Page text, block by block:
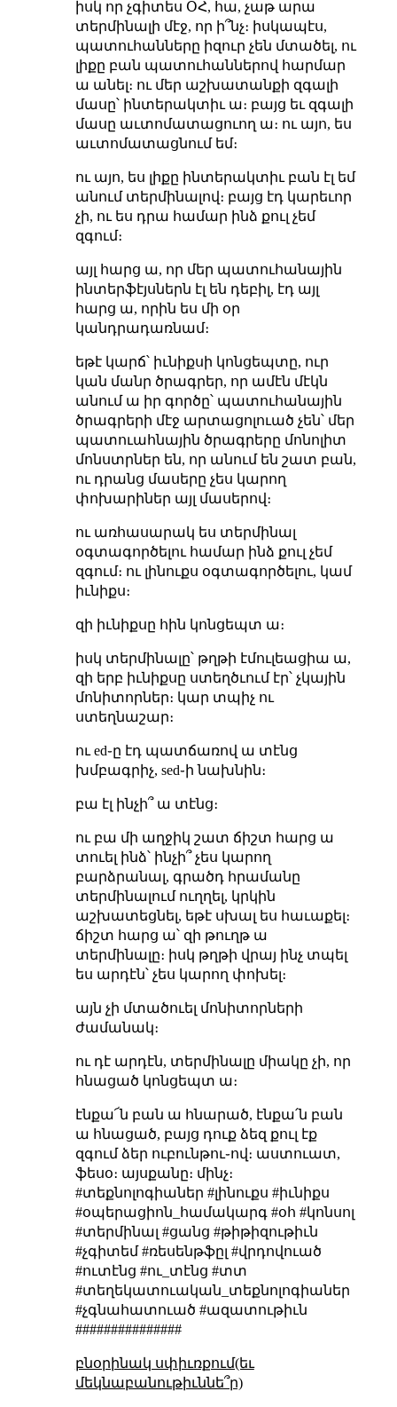
իսկ որ չգիտես ՕՀ, հա, չաթ արա
տերմինալի մէջ, որ ի՞նչ։ իսկապէս,
պատուհանները իզուր չեն մտածել, ու
լիքը բան պատուհաններով հարմար
ա անել։ ու մեր աշխատանքի զգալի
մասը՝ ինտերակտիւ ա։ բայց եւ զգալի
մասը աւտոմատացուող ա։ ու այո, ես
աւտոմատացնում եմ։
ու այո, ես լիքը ինտերակտիւ բան էլ եմ
անում տերմինալով։ բայց էդ կարեւոր
չի, ու ես դրա համար ինձ քուլ չեմ
զգում։
այլ հարց ա, որ մեր պատուհանային
ինտերֆէյսներն էլ են դեբիլ, էդ այլ
հարց ա, որին ես մի օր
կանդրադառնամ։
եթէ կարճ՝ իւնիքսի կոնցեպտը, ուր
կան մանր ծրագրեր, որ ամէն մէկն
անում ա իր գործը՝ պատուհանային
ծրագրերի մէջ արտացոլուած չեն՝ մեր
պատուահնային ծրագրերը մոնոլիտ
մոնստրներ են, որ անում են շատ բան,
ու դրանց մասերը չես կարող
փոխարիներ այլ մասերով։
ու առհասարակ ես տերմինալ
օգտագործելու համար ինձ քուլ չեմ
զգում։ ու լինուքս օգտագործելու, կամ
իւնիքս։
զի իւնիքսը հին կոնցեպտ ա։
իսկ տերմինալը՝ թղթի էմուլեացիա ա,
զի երբ իւնիքսը ստեղծւում էր՝ չկային
մոնիտորներ։ կար տպիչ ու
ստեղնաշար։
ու ed֊ը էդ պատճառով ա տէնց
խմբագրիչ, sed֊ի նախնին։
բա էլ ինչի՞ ա տէնց։
ու բա մի աղջիկ շատ ճիշտ հարց ա
տուել ինձ՝ ինչի՞ չես կարող
բարձրանալ, գրածդ հրամանը
տերմինալում ուղղել, կրկին
աշխատեցնել, եթէ սխալ ես հաւաքել։
ճիշտ հարց ա՝ զի թուղթ ա
տերմինալը։ իսկ թղթի վրայ ինչ տպել
ես արդէն՝ չես կարող փոխել։
այն չի մտածուել մոնիտորների
ժամանակ։
ու դէ արդէն, տերմինալը միակը չի, որ
հնացած կոնցեպտ ա։
էնքա՜ն բան ա հնարած, էնքա՛ն բան
ա հնացած, բայց դուք ձեզ քուլ էք
զգում ձեր ուբունթու֊ով։ աստուատ,
ֆեսօ։ այսքանը։ մինչ։
#տեքնոլոգիաներ #լինուքս #իւնիքս
#օպերացիոն_համակարգ #օհ #կոնսոլ
#տերմինալ #ցանց #թիթիզութիւն
#չգիտեմ #ռեսենթֆըլ #վրդովուած
#ուտէնց #ու_տէնց #տտ
#տեղեկատուական_տեքնոլոգիաներ
#չգնահատուած #ազատութիւն
###############
բնօրինակ սփիւռքում(եւ
մեկնաբանութիւննե՞ր)